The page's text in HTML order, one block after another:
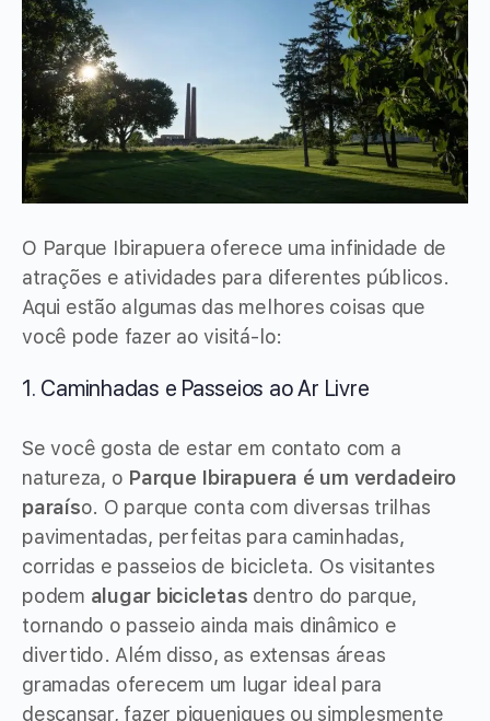
O Parque Ibirapuera oferece uma infinidade de
atrações e atividades para diferentes públicos.
Aqui estão algumas das melhores coisas que
você pode fazer ao visitá-lo:
1. Caminhadas e Passeios ao Ar Livre
Se você gosta de estar em contato com a
natureza, o Parque Ibirapuera é um verdadeiro
paraíso. O parque conta com diversas trilhas
pavimentadas, perfeitas para caminhadas,
corridas e passeios de bicicleta. Os visitantes
podem alugar bicicletas dentro do parque,
tornando o passeio ainda mais dinâmico e
divertido. Além disso, as extensas áreas
gramadas oferecem um lugar ideal para
descansar, fazer piqueniques ou simplesmente